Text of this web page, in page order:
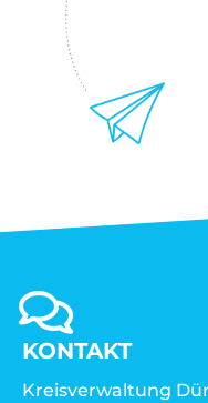
KONTAKT
Kreisverwaltung